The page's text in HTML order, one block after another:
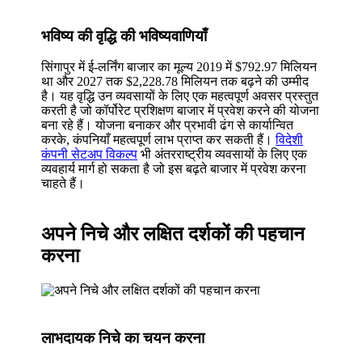
भविष्य की वृद्धि की भविष्यवाणियाँ
सिंगापुर में ई-लर्निंग बाजार का मूल्य 2019 में $792.97 मिलियन
था और 2027 तक $2,228.78 मिलियन तक बढ़ने की उम्मीद
है। यह वृद्धि उन व्यवसायों के लिए एक महत्वपूर्ण अवसर प्रस्तुत
करती है जो कॉर्पोरेट प्रशिक्षण बाजार में प्रवेश करने की योजना
बना रहे हैं। योजना बनाकर और प्रभावी ढंग से कार्यान्वित
करके, कंपनियाँ महत्वपूर्ण लाभ प्राप्त कर सकती हैं।विदेशी
कंपनी सेटअप विकल्प भी अंतरराष्ट्रीय व्यवसायों के लिए एक
व्यवहार्य मार्ग हो सकता है जो इस बढ़ते बाजार में प्रवेश करना
चाहते हैं।
अपने निचे और लक्षित दर्शकों की पहचान
करना
लाभदायक निचे का चयन करना